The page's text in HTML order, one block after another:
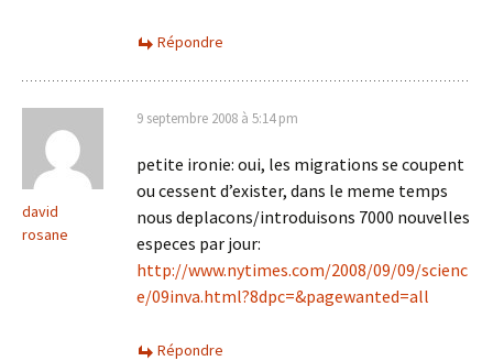
Répondre
david
rosane
9 septembre 2008 à 5:14 pm
petite ironie: oui, les migrations se coupent
ou cessent d’exister, dans le meme temps
nous deplacons/introduisons 7000 nouvelles
especes par jour:
http://www.nytimes.com/2008/09/09/scienc
e/09inva.html?8dpc=&pagewanted=all
Répondre